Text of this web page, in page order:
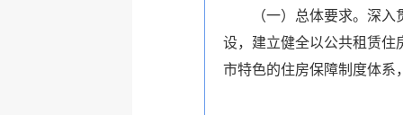
（一）总体要求。深入贯
设，建立健全以公共租赁住
市特色的住房保障制度体系